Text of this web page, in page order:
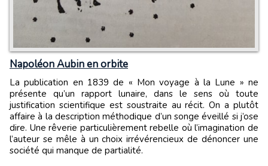
Napoléon Aubin en orbite
La publication en 1839 de « Mon voyage à la Lune » ne
présente qu’un rapport lunaire, dans le sens où toute
justification scientifique est soustraite au récit. On a plutôt
affaire à la description méthodique d’un songe éveillé si j’ose
dire. Une rêverie particulièrement rebelle où l’imagination de
l’auteur se mêle à un choix irrévérencieux de dénoncer une
société qui manque de partialité.